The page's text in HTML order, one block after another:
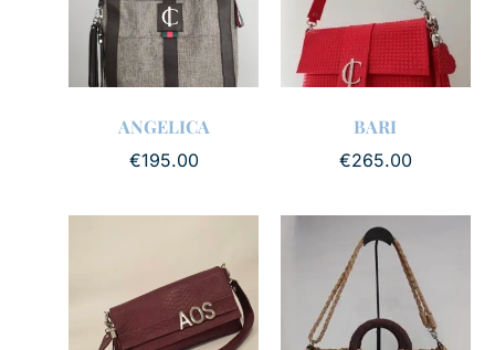
ANGELICA
€195.00
BARI
€265.00